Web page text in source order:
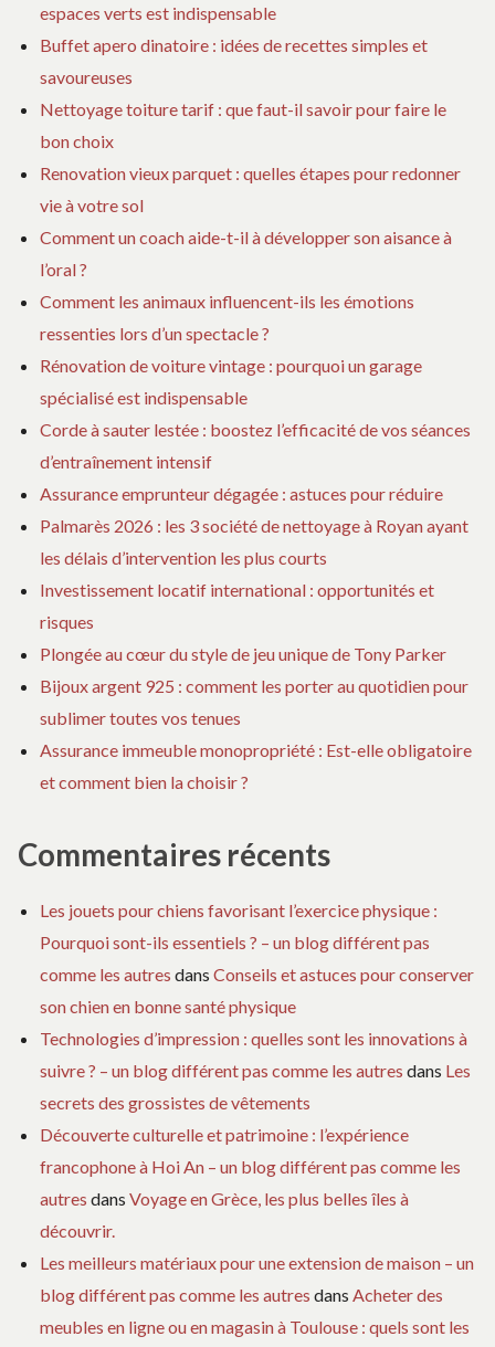
espaces verts est indispensable
Buffet apero dinatoire : idées de recettes simples et
savoureuses
Nettoyage toiture tarif : que faut-il savoir pour faire le
bon choix
Renovation vieux parquet : quelles étapes pour redonner
vie à votre sol
Comment un coach aide-t-il à développer son aisance à
l’oral ?
Comment les animaux influencent-ils les émotions
ressenties lors d’un spectacle ?
Rénovation de voiture vintage : pourquoi un garage
spécialisé est indispensable
Corde à sauter lestée : boostez l’efficacité de vos séances
d’entraînement intensif
Assurance emprunteur dégagée : astuces pour réduire
Palmarès 2026 : les 3 société de nettoyage à Royan ayant
les délais d’intervention les plus courts
Investissement locatif international : opportunités et
risques
Plongée au cœur du style de jeu unique de Tony Parker
Bijoux argent 925 : comment les porter au quotidien pour
sublimer toutes vos tenues
Assurance immeuble monopropriété : Est-elle obligatoire
et comment bien la choisir ?
Commentaires récents
Les jouets pour chiens favorisant l’exercice physique :
Pourquoi sont-ils essentiels ? – un blog différent pas
comme les autres dans Conseils et astuces pour conserver
son chien en bonne santé physique
Technologies d’impression : quelles sont les innovations à
suivre ? – un blog différent pas comme les autres dans Les
secrets des grossistes de vêtements
Découverte culturelle et patrimoine : l’expérience
francophone à Hoi An – un blog différent pas comme les
autres dans Voyage en Grèce, les plus belles îles à
découvrir.
Les meilleurs matériaux pour une extension de maison – un
blog différent pas comme les autres dans Acheter des
meubles en ligne ou en magasin à Toulouse : quels sont les